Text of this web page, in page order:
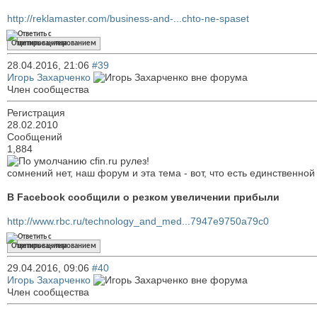
http://reklamaster.com/business-and-...chto-ne-spaset
Ответить с цитированием
28.04.2016, 21:06 #39
Игорь Захарченко
Член сообщества
Регистрация
28.02.2010
Сообщений
1,884
cfin.ru рулез!
сомнений нет, наш форум и эта тема - вот, что есть
В Facebook сообщили о резком увеличении прибыли
http://www.rbc.ru/technology_and_med...7947e9750a79c0
Ответить с цитированием
29.04.2016, 09:06 #40
Игорь Захарченко
Член сообщества